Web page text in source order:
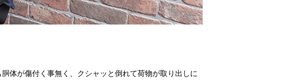
体が傷付く事無く、クシャッと倒れて荷物が取り出しに